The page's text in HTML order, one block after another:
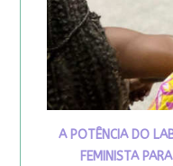
A POTÊNCIA DO
FEMINISTA